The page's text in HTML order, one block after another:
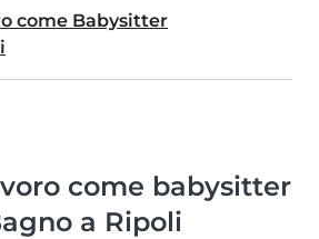
come Babysitter
come babysitter
a Ripoli